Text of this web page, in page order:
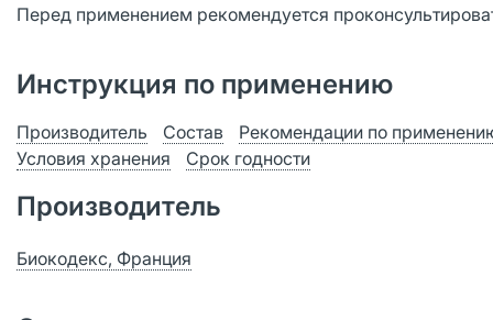
Перед применением рекомендуется
Инструкция по применению
Производитель Состав
Рекомендации по
Условия хранения
Срок годности
Производитель
Биокодекс, Франция